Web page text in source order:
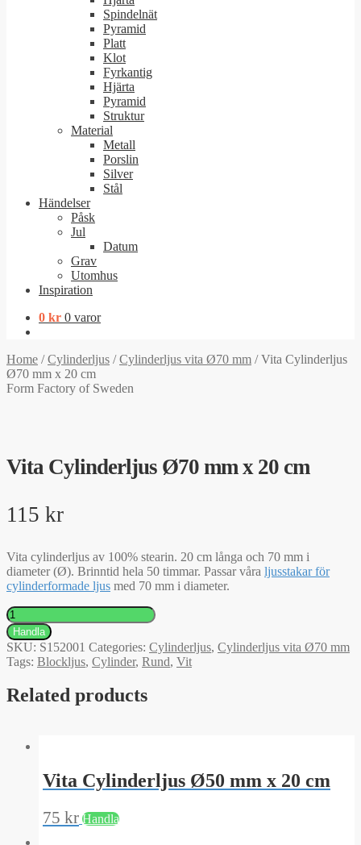
Spindelnät
Pyramid
Platt
Klot
Fyrkantig
Hjärta
Pyramid
Struktur
Material
Metall
Porslin
Silver
Stål
Händelser
Påsk
Jul
Datum
Grav
Utomhus
Inspiration
0 kr 0 varor
Home /Cylinderljus /Cylinderljus vita Ø70 mm /Vita Cylinderljus
Ø70 mm x 20 cm
Form Factory of Sweden
Vita Cylinderljus Ø70 mm x 20 cm
115 kr
Vita cylinderljus av 100% stearin. 20 cm långa och 70 mm i
diameter (Ø). Brinntid hela 50 timmar. Passar våra ljusstakar för
cylinderformade ljus med 70 mm i diameter.
Vita
Cylinderljus
Ø70
mm
x
cm
Handla
SKU: S152001 Categories: Cylinderljus, Cylinderljus vita Ø70 mm
Tags: Blockljus, Cylinder, Rund, Vit
Related products
Vita Cylinderljus Ø50 mm x 20 cm
75 kr Handla